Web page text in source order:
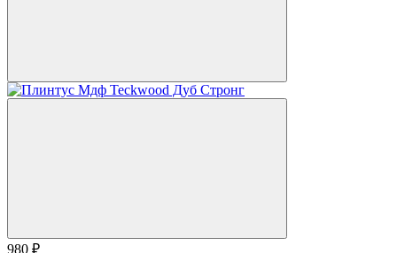
980 ₽